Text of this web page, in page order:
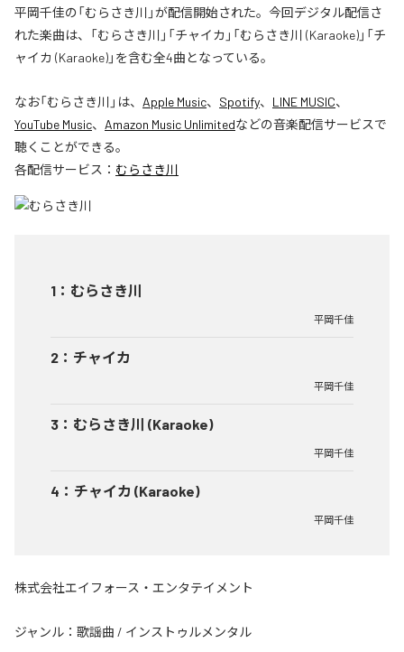
平岡千佳の「むらさき川」が配信開始された。今回デジタル配信さ
れた楽曲は、「むらさき川」「チャイカ」「むらさき川 (Karaoke)」「チ
ャイカ (Karaoke)」を含む全4曲となっている。
なお「むらさき川 」は、 Apple Music、 Spotify、 LINE MUSIC、
YouTube Music、 Amazon Music Unlimitedなどの音楽配信サービスで
聴くことができる。
各配信サービス： むらさき川
1 ： むらさき川
平岡千佳
2 ： チャイカ
平岡千佳
3 ： むらさき川 (Karaoke)
平岡千佳
4 ： チャイカ (Karaoke)
平岡千佳
株式会社エイフォース・エンタテイメント
ジャンル： 歌謡曲 / インストゥルメンタル